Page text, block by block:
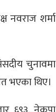
नवराज शर्मा
चुनावमा
भएका थिए।